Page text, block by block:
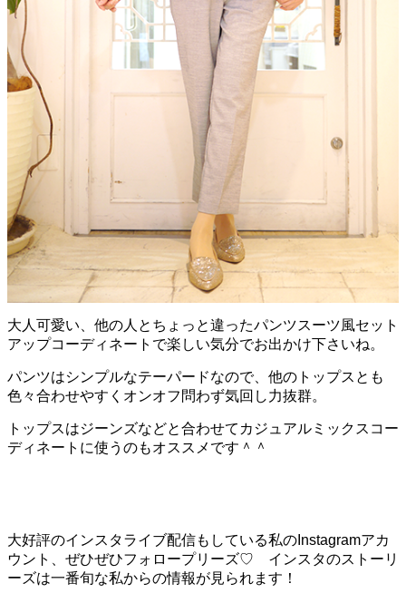
大人可愛い、他の人とちょっと違ったパンツスーツ風セット
アップコーディネートで楽しい気分でお出かけ下さいね。
パンツはシンプルなテーパードなので、他のトップスとも
色々合わせやすくオンオフ問わず気回し力抜群。
トップスはジーンズなどと合わせてカジュアルミックスコー
ディネートに使うのもオススメです＾＾
大好評のインスタライブ配信もしている私のInstagramアカ
ウント、ぜひぜひフォロープリーズ♡ インスタのストーリ
ーズは一番旬な私からの情報が見られます！